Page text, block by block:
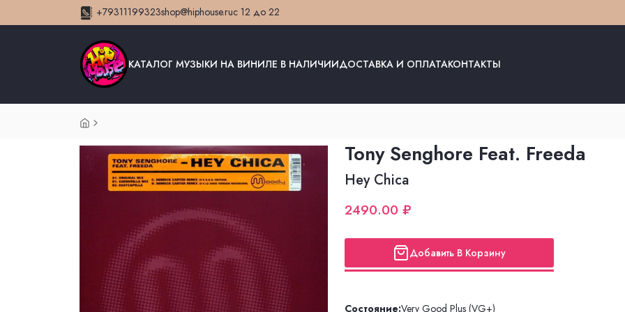
+79311199323shop@hiphouse.ruс 12 до 22
КАТАЛОГ МУЗЫКИ НА ВИНИЛЕ В НАЛИЧИИДОСТАВКА И ОПЛАТАКОНТАКТЫ
Tony Senghore Feat. Freeda
Hey Chica
2490.00 ₽
Добавить В Корзину
Состояние:Very Good Plus (VG+)